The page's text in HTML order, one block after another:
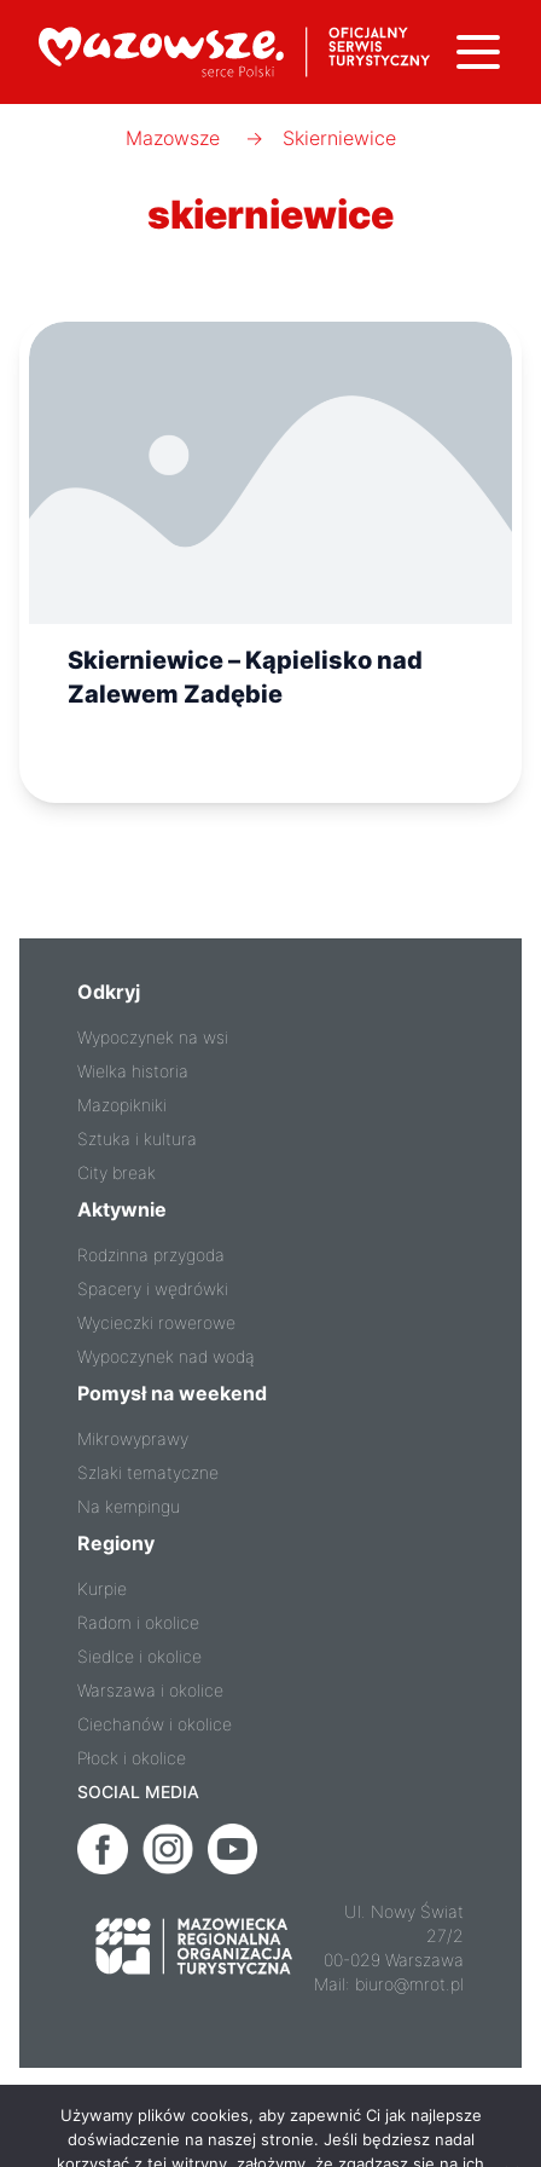
Mazowsze → Skierniewice
skierniewice
Skierniewice – Kąpielisko nad
Zalewem Zadębie
Odkryj
Wypoczynek na wsi
Wielka historia
Mazopikniki
Sztuka i kultura
City break
Aktywnie
Rodzinna przygoda
Spacery i wędrówki
Wycieczki rowerowe
Wypoczynek nad wodą
Pomysł na weekend
Mikrowyprawy
Szlaki tematyczne
Na kempingu
Regiony
Kurpie
Radom i okolice
Siedlce i okolice
Warszawa i okolice
Ciechanów i okolice
Płock i okolice
SOCIAL MEDIA
Ul. Nowy Świat
27/2
00-029 Warszawa
Mail: biuro@mrot.pl
Używamy plików cookies, aby zapewnić Ci jak najlepsze
doświadczenie na naszej stronie. Jeśli będziesz nadal